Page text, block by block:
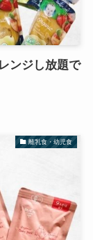
ンジし放題で
離乳食・幼児食